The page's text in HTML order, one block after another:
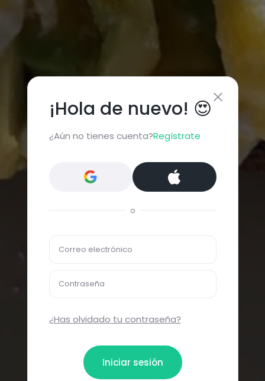
¡Hola de nuevo! 😍
¿Aún no tienes cuenta?Regístrate
o
Correo electrónico
Contraseña
¿Has olvidado tu contraseña?
Iniciar sesión